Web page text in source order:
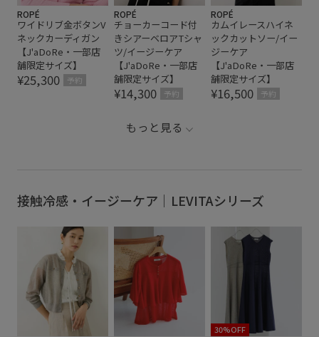
ROPÉ
ワイドリブ金ボタンV
ネックカーディガン
【J'aDoRe・一部店
舗限定サイズ】
¥25,300 予約
ROPÉ
チョーカーコード付
きシアーベロアTシャ
ツ/イージーケア
【J'aDoRe・一部店
舗限定サイズ】
¥14,300 予約
ROPÉ
カムイレースハイネ
ックカットソー/イー
ジーケア
【J'aDoRe・一部店
舗限定サイズ】
¥16,500 予約
もっと見る
接触冷感・イージーケア｜LEVITAシリーズ
30%OFF